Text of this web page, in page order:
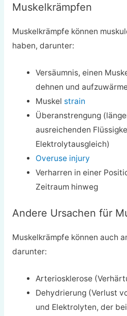
Muskelkrämpfen
Muskelkrämpfe können
haben, darunter:
Versäumnis, einen
dehnen und
Muskel strain
Überanstrengung
ausreichenden
Elektrolytausgleich)
Overuse injury
Verharren in einer
Zeitraum hinweg
Andere Ursachen für
Muskelkrämpfe können auch
darunter:
Arteriosklerose
Dehydrierung (Verlust
und Elektrolyten, der